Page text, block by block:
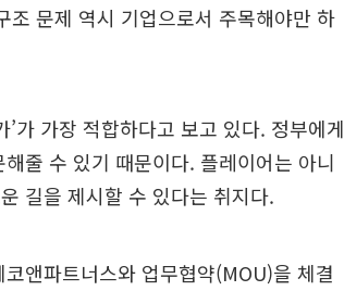
문제 역시 기업으로서 주목해야만 하
가 가장 적합하다고 보고 있다. 정부에게
줄 수 있기 때문이다. 플레이어는 아니
길을 제시할 수 있다는 취지다.
앤파트너스와 업무협약(MOU)을 체결